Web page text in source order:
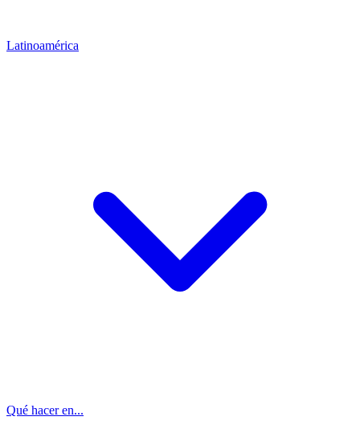
Latinoamérica
Qué hacer en...